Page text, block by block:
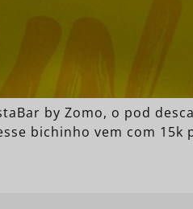
by Zomo, o pod
bichinho vem com 15k